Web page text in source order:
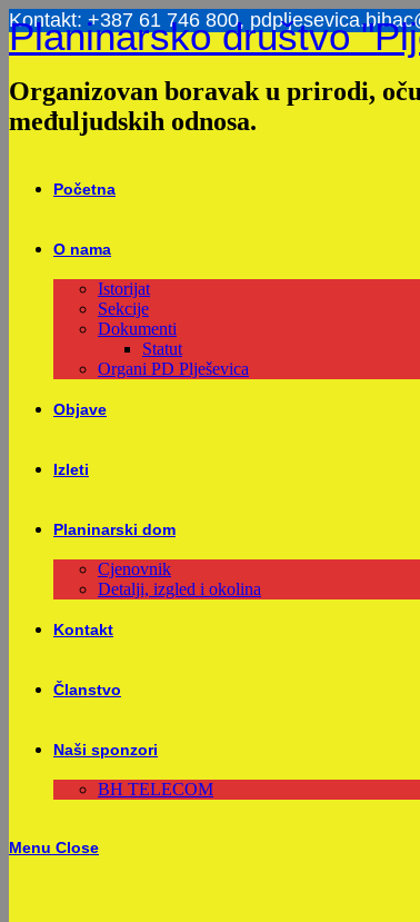
Skip
to
content
Kontakt: +387 61 746 800,
Planinarsko društvo
Organizovan boravak u prirodi,
međuljudskih odnosa.
Početna
O nama
Istorijat
Sekcije
Dokumenti
Statut
Organi PD Plješevica
Objave
Izleti
Planinarski dom
Cjenovnik
Detalji, izgled i okolina
Kontakt
Članstvo
Naši sponzori
BH TELECOM
Menu Close